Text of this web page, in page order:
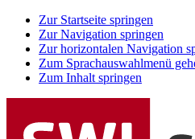
Zur Startseite springen
Zur Navigation springen
Zur horizontalen Navigation
Zum Sprachauswahlmenü
Zum Inhalt springen